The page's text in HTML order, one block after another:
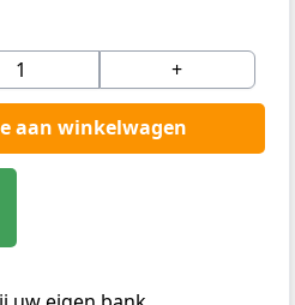
+
aan winkelwagen